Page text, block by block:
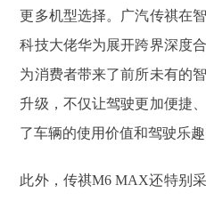
更多机型选择。广汽传祺在
科技大佬华为展开跨界深度
为消费者带来了前所未有的
升级，不仅让驾驶更加便捷
了车辆的使用价值和驾驶乐趣
此外，传祺M6 MAX还特别